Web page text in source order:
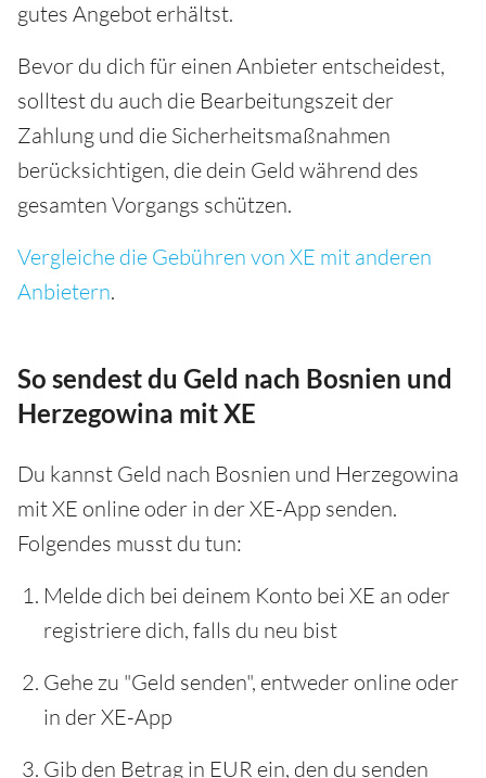
gutes Angebot erhältst.
Bevor du dich für einen Anbieter entscheidest,
solltest du auch die Bearbeitungszeit der
Zahlung und die Sicherheitsmaßnahmen
berücksichtigen, die dein Geld während des
gesamten Vorgangs schützen.
Vergleiche die Gebühren von XE mit anderen
Anbietern.
So sendest du Geld nach Bosnien und
Herzegowina mit XE
Du kannst Geld nach Bosnien und Herzegowina
mit XE online oder in der XE-App senden.
Folgendes musst du tun:
Melde dich bei deinem Konto bei XE an oder
registriere dich, falls du neu bist
Gehe zu "Geld senden", entweder online oder
in der XE-App
Gib den Betrag in EUR ein, den du senden